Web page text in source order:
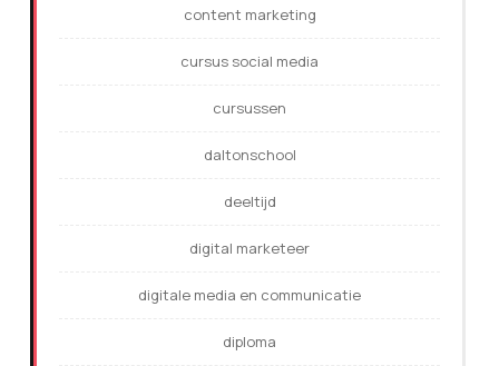
content marketing
cursus social media
cursussen
daltonschool
deeltijd
digital marketeer
digitale media en communicatie
diploma